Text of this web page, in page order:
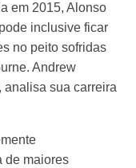
em 2015, Alonso
inclusive ficar
no peito sofridas
Andrew
analisa sua carreira
de maiores